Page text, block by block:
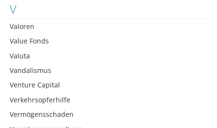
V
Valoren
Value Fonds
Valuta
Vandalismus
Venture Capital
Verkehrsopferhilfe
Vermögensschaden